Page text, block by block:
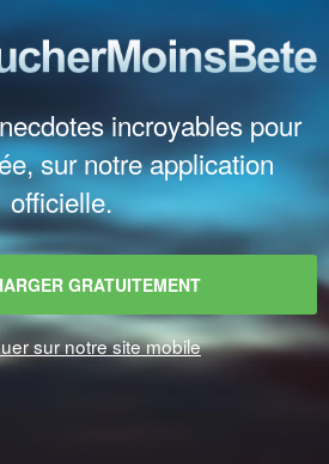
incroyables pour
sur notre application
officielle.
GRATUITEMENT
sur notre site mobile